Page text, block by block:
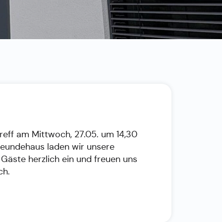
am Mittwoch, 27.05. um 14,30
laden wir unsere
herzlich ein und freuen uns